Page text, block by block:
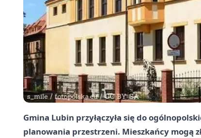
Gmina Lubin przyłączyła się do
planowania przestrzeni. Mieszkańcy mogą